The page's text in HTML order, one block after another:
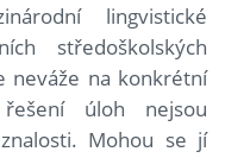
lingvistické
středoškolských
neváže na konkrétní
úloh nejsou
Mohou se jí